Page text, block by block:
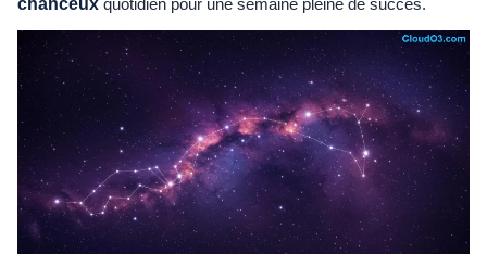
chanceux quotidien pour une semaine pleine de succès.